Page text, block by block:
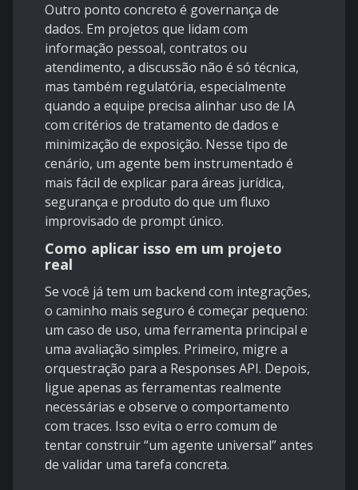
Outro ponto concreto é governança de
dados. Em projetos que lidam com
informação pessoal, contratos ou
atendimento, a discussão não é só técnica,
mas também regulatória, especialmente
quando a equipe precisa alinhar uso de IA
com critérios de tratamento de dados e
minimização de exposição. Nesse tipo de
cenário, um agente bem instrumentado é
mais fácil de explicar para áreas jurídica,
segurança e produto do que um fluxo
improvisado de prompt único.
Como aplicar isso em um projeto
real
Se você já tem um backend com integrações,
o caminho mais seguro é começar pequeno:
um caso de uso, uma ferramenta principal e
uma avaliação simples. Primeiro, migre a
orquestração para a Responses API. Depois,
ligue apenas as ferramentas realmente
necessárias e observe o comportamento
com traces. Isso evita o erro comum de
tentar construir “um agente universal” antes
de validar uma tarefa concreta.